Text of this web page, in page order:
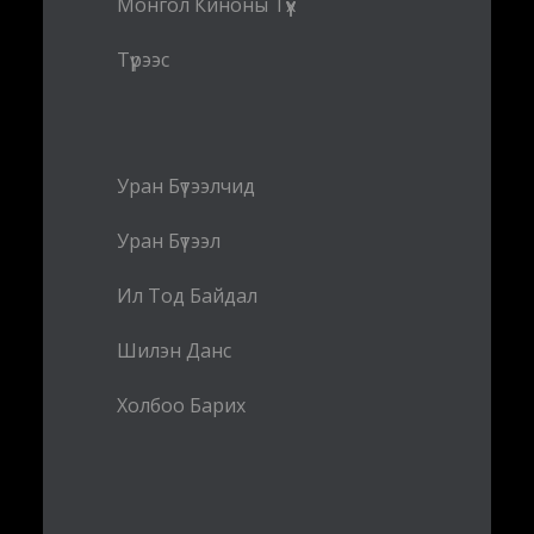
Түрээс
Уран Бүтээлчид
Уран Бүтээл
Ил Тод Байдал
Шилэн Данс
Холбоо Барих